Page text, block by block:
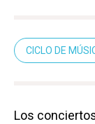
CICLO DE
Los